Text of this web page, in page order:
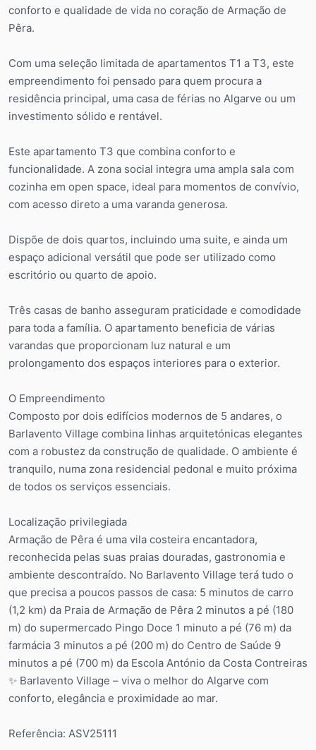
conforto e qualidade de vida no coração de Armação de
Pêra.
Com uma seleção limitada de apartamentos T1 a T3, este
empreendimento foi pensado para quem procura a
residência principal, uma casa de férias no Algarve ou um
investimento sólido e rentável.
Este apartamento T3 que combina conforto e
funcionalidade. A zona social integra uma ampla sala com
cozinha em open space, ideal para momentos de convívio,
com acesso direto a uma varanda generosa.
Dispõe de dois quartos, incluindo uma suite, e ainda um
espaço adicional versátil que pode ser utilizado como
escritório ou quarto de apoio.
Três casas de banho asseguram praticidade e comodidade
para toda a família. O apartamento beneficia de várias
varandas que proporcionam luz natural e um
prolongamento dos espaços interiores para o exterior.
O Empreendimento
Composto por dois edifícios modernos de 5 andares, o
Barlavento Village combina linhas arquitetónicas elegantes
com a robustez da construção de qualidade. O ambiente é
tranquilo, numa zona residencial pedonal e muito próxima
de todos os serviços essenciais.
Localização privilegiada
Armação de Pêra é uma vila costeira encantadora,
reconhecida pelas suas praias douradas, gastronomia e
ambiente descontraído. No Barlavento Village terá tudo o
que precisa a poucos passos de casa: 5 minutos de carro
(1,2 km) da Praia de Armação de Pêra 2 minutos a pé (180
m) do supermercado Pingo Doce 1 minuto a pé (76 m) da
farmácia 3 minutos a pé (200 m) do Centro de Saúde 9
minutos a pé (700 m) da Escola António da Costa Contreiras
✨ Barlavento Village – viva o melhor do Algarve com
conforto, elegância e proximidade ao mar.
Referência: ASV25111